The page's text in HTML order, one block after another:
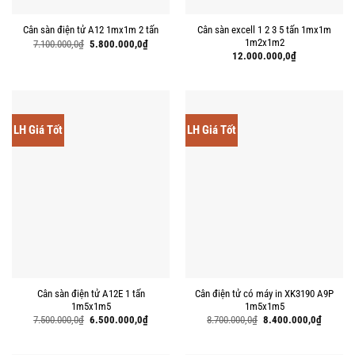
Cân sàn điện tử A12 1mx1m 2 tấn
7.100.000,0₫ Giá
5.800.000,0₫Giá
hiện
Cân sàn excell 1 2 3 5 tấn 1mx1m
1m2x1m2
12.000.000,0₫
LH Giá Tốt
Cân sàn điện tử A12E 1 tấn
1m5x1m5
7.500.000,0₫ Giá
6.500.000,0₫Giá
hiện
LH Giá Tốt
Cân điện tử có máy in XK3190 A9P
1m5x1m5
8.700.000,0₫ Giá
8.400.000,0₫Giá
hiện